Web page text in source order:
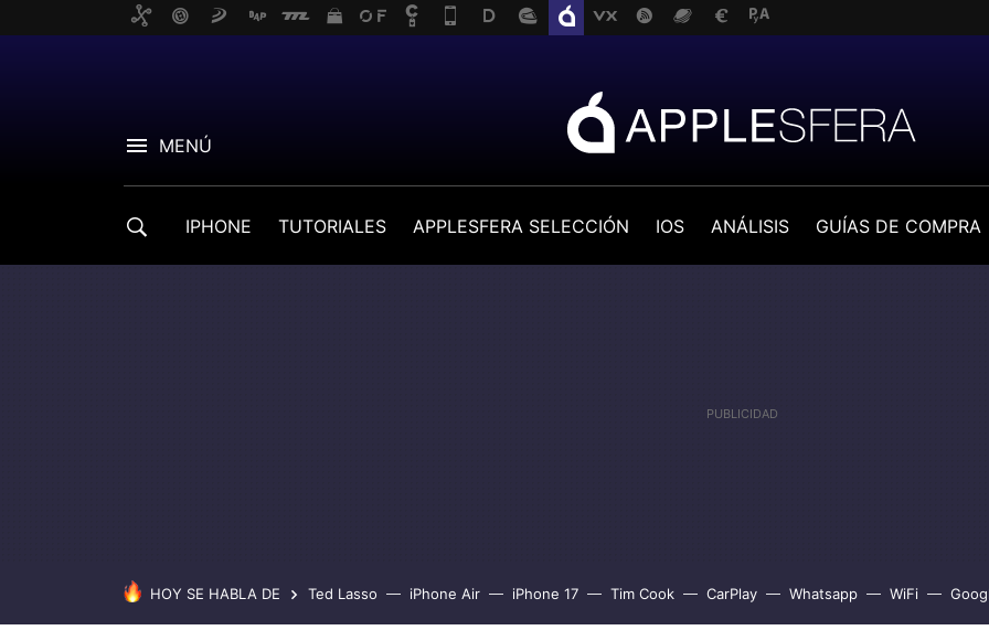
MENÚ
IPHONE TUTORIALES APPLESFERA SELECCIÓN IOS ANÁLISIS GUÍAS DE COMPRA
HOY SE HABLA DE Ted Lasso iPhone Air iPhone 17 Tim Cook CarPlay Whatsapp WiFi